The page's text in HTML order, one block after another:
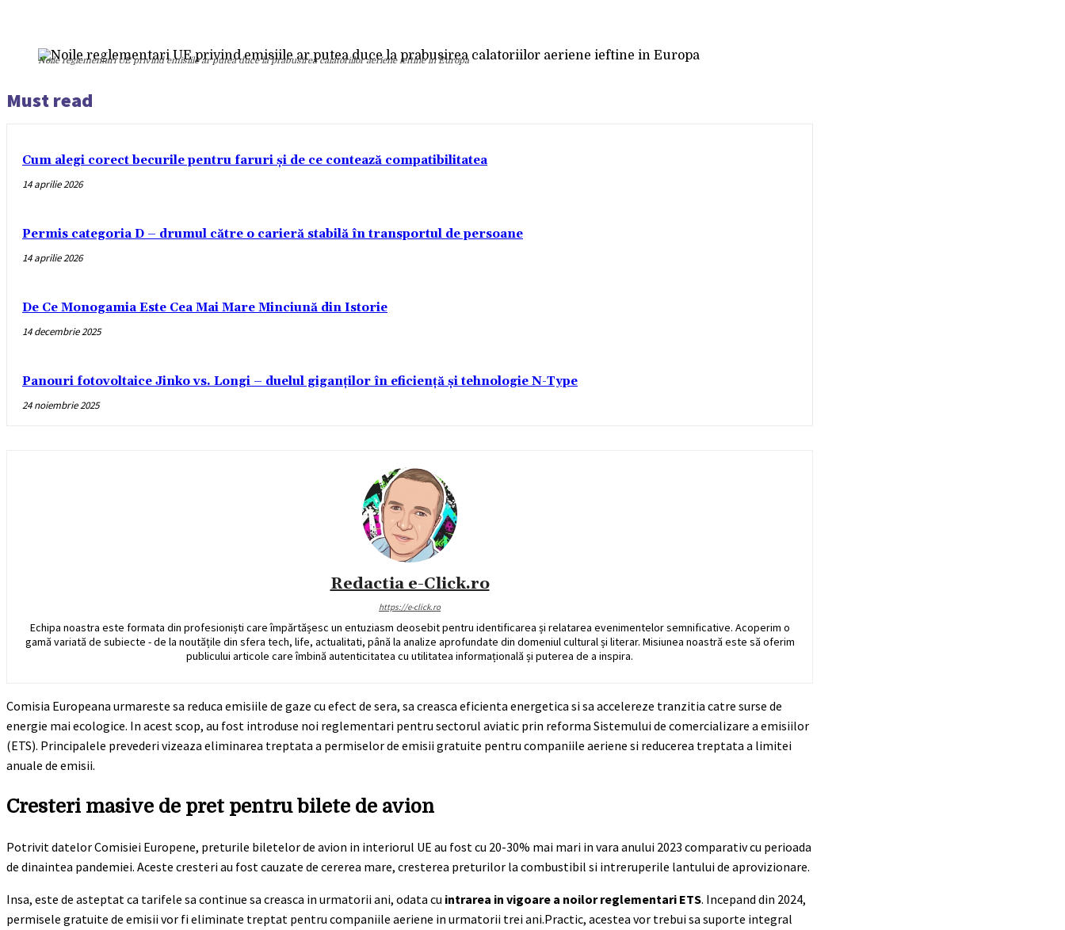
Noile reglementari UE privind emisiile ar putea duce la prabusirea calatoriilor aeriene ieftine in Europa
Must read
Cum alegi corect becurile pentru faruri și de ce contează compatibilitatea
14 aprilie 2026
Permis categoria D – drumul către o carieră stabilă în transportul de persoane
14 aprilie 2026
De Ce Monogamia Este Cea Mai Mare Minciună din Istorie
14 decembrie 2025
Panouri fotovoltaice Jinko vs. Longi – duelul giganților în eficiență și tehnologie N-Type
24 noiembrie 2025
Redactia e-Click.ro
https://e-click.ro
Echipa noastra este formata din profesioniști care împărtășesc un entuziasm deosebit pentru identificarea și relatarea evenimentelor semnificative. Acoperim o
gamă variată de subiecte - de la noutățile din sfera tech, life, actualitati, până la analize aprofundate din domeniul cultural și literar. Misiunea noastră este să oferim
publicului articole care îmbină autenticitatea cu utilitatea informațională și puterea de a inspira.
Comisia Europeana urmareste sa reduca emisiile de gaze cu efect de sera, sa creasca eficienta energetica si sa accelereze tranzitia catre surse de
energie mai ecologice. In acest scop, au fost introduse noi reglementari pentru sectorul aviatic prin reforma Sistemului de comercializare a emisiilor
(ETS). Principalele prevederi vizeaza eliminarea treptata a permiselor de emisii gratuite pentru companiile aeriene si reducerea treptata a limitei
anuale de emisii.
Cresteri masive de pret pentru bilete de avion
Potrivit datelor Comisiei Europene, preturile biletelor de avion in interiorul UE au fost cu 20-30% mai mari in vara anului 2023 comparativ cu perioada
de dinaintea pandemiei. Aceste cresteri au fost cauzate de cererea mare, cresterea preturilor la combustibil si intreruperile lantului de aprovizionare.
Insa, este de asteptat ca tarifele sa continue sa creasca in urmatorii ani, odata cu intrarea in vigoare a noilor reglementari ETS. Incepand din 2024,
permisele gratuite de emisii vor fi eliminate treptat pentru companiile aeriene in urmatorii trei ani.Practic, acestea vor trebui sa suporte integral